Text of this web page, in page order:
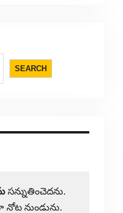
SEARCH
సన్నుతించెదను.
నుండును.